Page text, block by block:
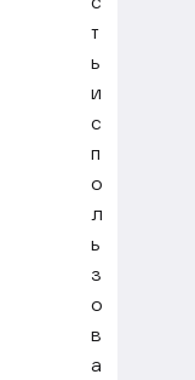
т
ь
и
с
п
о
л
ь
з
о
в
а